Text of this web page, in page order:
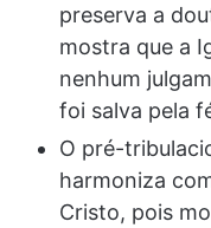
preserva a
mostra que a
nenhum
foi salva pela
O pré-
harmoniza
Cristo, pois